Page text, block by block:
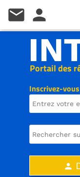
Inscrivez-
Portail des
person
mail person